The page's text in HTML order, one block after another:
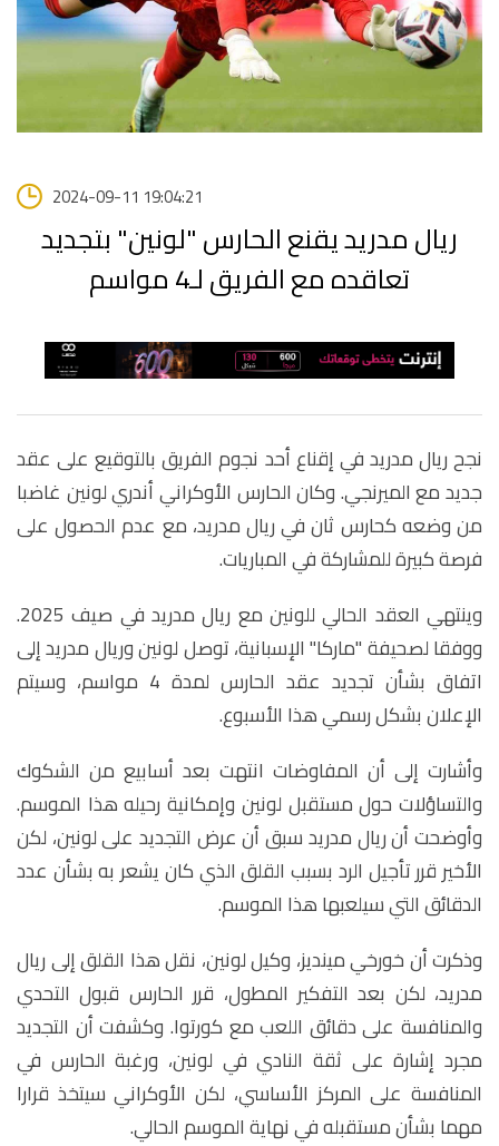
2024-09-11 19:04:21
ريال مدريد يقنع الحارس "لونين" بتجديد
تعاقده مع الفريق لـ4 مواسم
نجح ريال مدريد في إقناع أحد نجوم الفريق بالتوقيع على عقد
جديد مع الميرنجي. وكان الحارس الأوكراني أندري لونين غاضبا
من وضعه كحارس ثان في ريال مدريد، مع عدم الحصول على
فرصة كبيرة للمشاركة في المباريات.
وينتهي العقد الحالي للونين مع ريال مدريد في صيف 2025.
ووفقا لصحيفة "ماركا" الإسبانية، توصل لونين وريال مدريد إلى
اتفاق بشأن تجديد عقد الحارس لمدة 4 مواسم، وسيتم
الإعلان بشكل رسمي هذا الأسبوع.
وأشارت إلى أن المفاوضات انتهت بعد أسابيع من الشكوك
والتساؤلات حول مستقبل لونين وإمكانية رحيله هذا الموسم.
وأوضحت أن ريال مدريد سبق أن عرض التجديد على لونين، لكن
الأخير قرر تأجيل الرد بسبب القلق الذي كان يشعر به بشأن عدد
الدقائق التي سيلعبها هذا الموسم.
وذكرت أن خورخي مينديز، وكيل لونين، نقل هذا القلق إلى ريال
مدريد، لكن بعد التفكير المطول، قرر الحارس قبول التحدي
والمنافسة على دقائق اللعب مع كورتوا. وكشفت أن التجديد
مجرد إشارة على ثقة النادي في لونين، ورغبة الحارس في
المنافسة على المركز الأساسي، لكن الأوكراني سيتخذ قرارا
مهما بشأن مستقبله في نهاية الموسم الحالي.